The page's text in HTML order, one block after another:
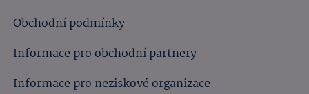
Obchodní podmínky
Informace pro obchodní partnery
Informace pro neziskové organizace